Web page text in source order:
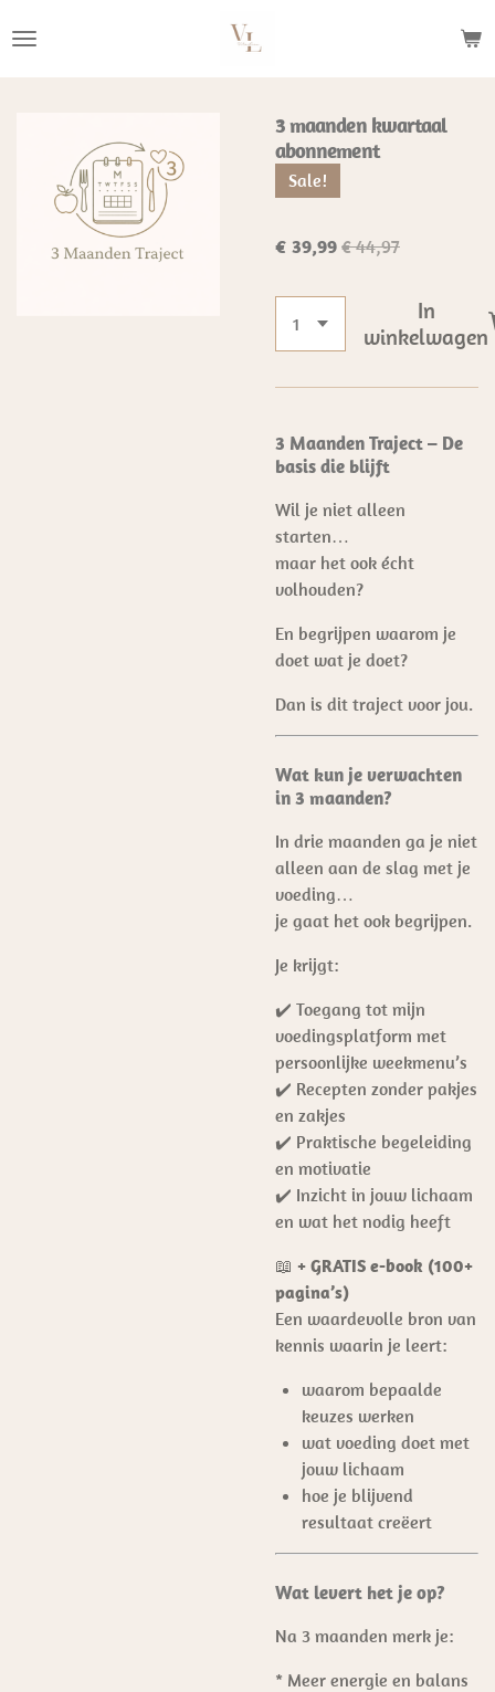
direct
3 maanden kwartaal
abonnement
Sale!
€ 39,99€ 44,97
In
winkelwagen
3 Maanden Traject – De
basis die blijft
Wil je niet alleen
starten…
maar het ook écht
volhouden?
En begrijpen waarom je
doet wat je doet?
Dan is dit traject voor jou.
Wat kun je verwachten
in 3 maanden?
In drie maanden ga je niet
alleen aan de slag met je
voeding…
je gaat het ook begrijpen.
Je krijgt:
✔️ Toegang tot mijn
voedingsplatform met
persoonlijke weekmenu’s
✔️ Recepten zonder pakjes
en zakjes
✔️ Praktische begeleiding
en motivatie
✔️ Inzicht in jouw lichaam
en wat het nodig heeft
📖 + GRATIS e-book (100+
pagina’s)
Een waardevolle bron van
kennis waarin je leert:
waarom bepaalde
keuzes werken
wat voeding doet met
jouw lichaam
hoe je blijvend
resultaat creëert
Wat levert het je op?
Na 3 maanden merk je:
* Meer energie en balans